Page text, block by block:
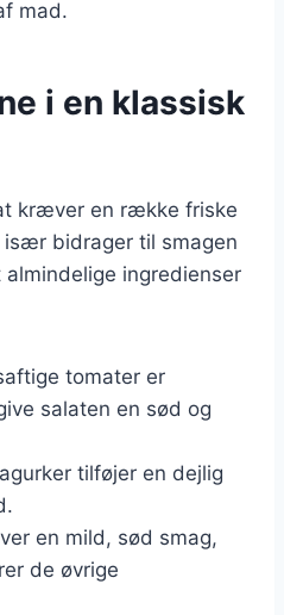
mad.
i en klassisk
kræver en række friske
især bidrager til smagen
ingredienser
tomater er
salaten en sød og
tilføjer en dejlig
en mild, sød smag,
de øvrige